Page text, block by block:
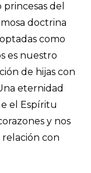
princesas del
doctrina
como
es nuestro
de hijas con
eternidad
el Espíritu
y nos
con